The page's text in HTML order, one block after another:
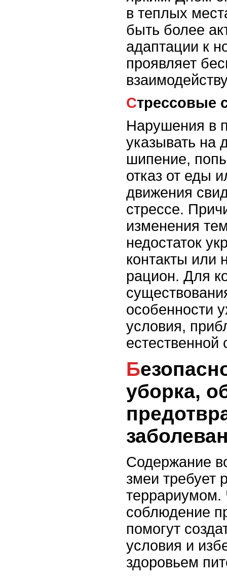
в теплых
быть более
адаптации к
проявляет
Стрессовые
Нарушения в
указывать на
шипение,
отказ от еды
движения
стрессе.
изменения
недостаток
контакты или
рацион. Для
особенности
условия,
естественной
Безопасность и уход:
уборка,
Содержание
змеи требует
террариумом.
соблюдение
помогут
условия и
здоровьем